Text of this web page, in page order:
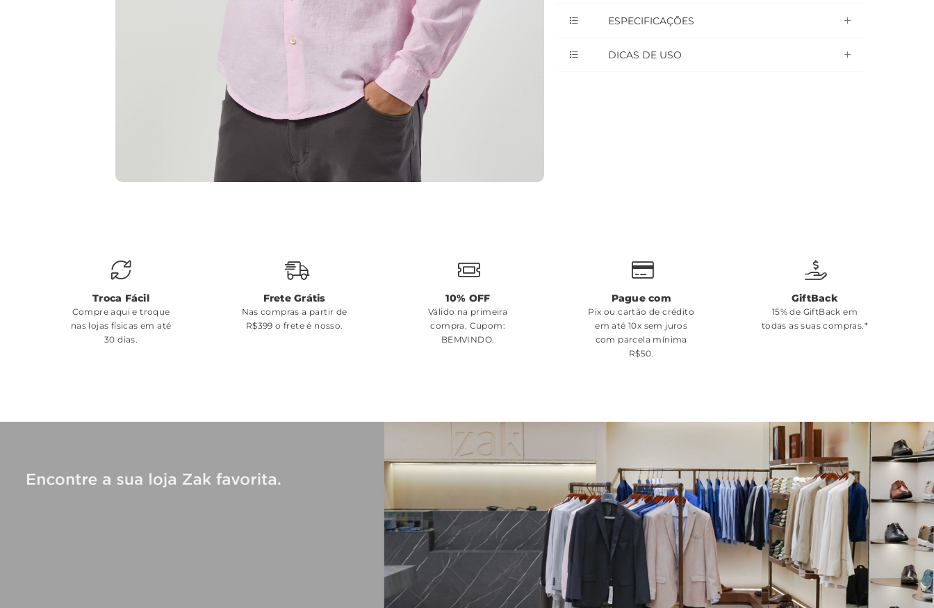
ESPECIFICAÇÕES
DICAS DE USO
Troca Fácil
Compre aqui e troque
nas lojas físicas em até
30 dias.
Frete Grátis
Nas compras a partir de
R$399 o frete é nosso.
10% OFF
Válido na primeira
compra. Cupom:
BEMVINDO.
Pague com
Pix ou cartão de crédito
em até 10x sem juros
com parcela mínima
R$50.
GiftBack
15% de GiftBack em
todas as suas compras.*